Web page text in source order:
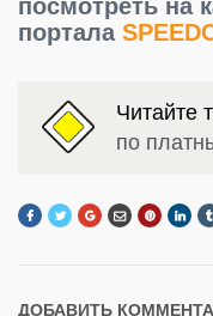
посмотреть на
портала
Читайте
по
ДОБАВИТЬ